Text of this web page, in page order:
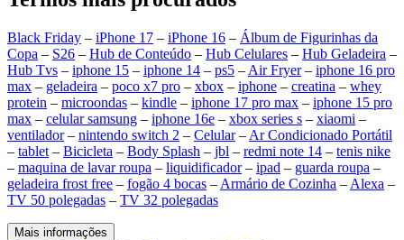
Black Friday – iPhone 17 – iPhone 16 – Álbum de Figurinhas da
Copa – S26 – Hub de Conteúdo – Hub Celulares – Hub Geladeira –
Hub Tvs – iphone 15 – iphone 14 – ps5 – Air Fryer– iphone 16 pro
max – geladeira – poco x7 pro – xbox – iphone – creatina – whey
protein – microondas – kindle – iphone 17 pro max – iphone 15 pro
max – celular samsung – iphone 16e – xbox series s – xiaomi –
ventilador– nintendo switch 2 – Celular– Ar Condicionado Portátil
– tablet – Bicicleta – Body Splash – jbl – redmi note 14 – tenis nike
– maquina de lavar roupa – liquidificador– ipad – guarda roupa –
geladeira frost free – fogão 4 bocas – Armário de Cozinha – Alexa –
TV 50 polegadas – TV 32 polegadas
Mais informações